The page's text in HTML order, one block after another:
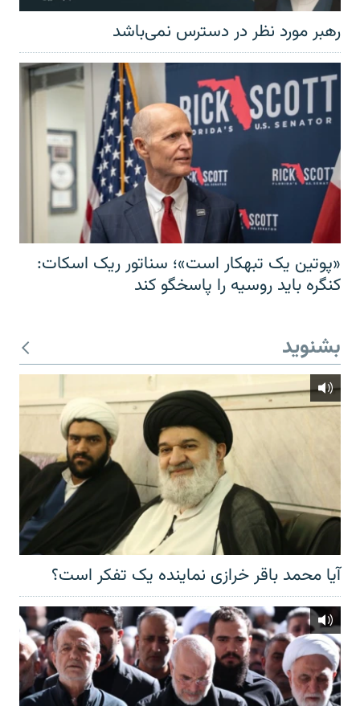
رهبر مورد نظر در دسترس نمی‌باشد
«پوتین یک تبهکار است»؛ سناتور ریک اسکات:
کنگره باید روسیه را پاسخگو کند
بشنوید
آیا محمد باقر خرازی نماینده یک تفکر است؟